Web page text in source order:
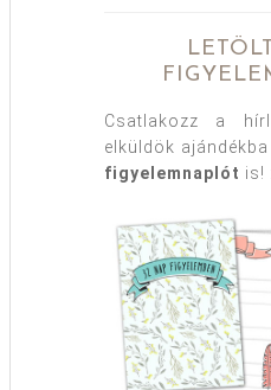
Csatlakozz a
elküldök ajándékba
figyelemnaplót is!